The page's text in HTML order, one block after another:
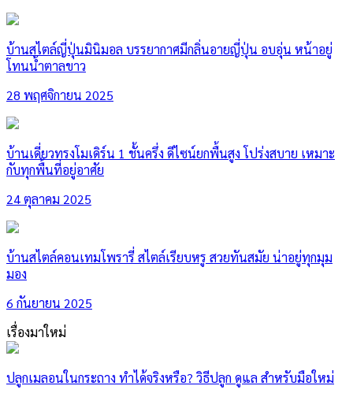
บ้านสไตล์ญี่ปุ่นมินิมอล บรรยากาศมีกลิ่นอายญี่ปุ่น อบอุ่น หน้าอยู่
โทนน้ำตาลขาว
28 พฤศจิกายน 2025
บ้านเดี่ยวทรงโมเดิร์น 1 ชั้นครึ่ง ดีไซน์ยกพื้นสูง โปร่งสบาย เหมาะ
กับทุกพื้นที่อยู่อาศัย
24 ตุลาคม 2025
บ้านสไตล์คอนเทมโพรารี่ สไตล์เรียบหรู สวยทันสมัย น่าอยู่ทุกมุม
มอง
6 กันยายน 2025
เรื่องมาใหม่
ปลูกเมลอนในกระถาง ทำได้จริงหรือ? วิธีปลูก ดูแล สำหรับมือใหม่